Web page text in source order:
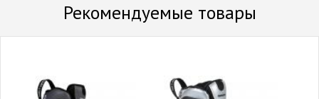
Рекомендуемые товары